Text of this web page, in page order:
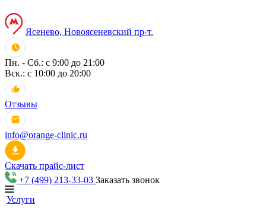
Ясенево, Новоясеневский пр-т.
Пн. - Сб.: с 9:00 до 21:00
Вск.: с 10:00 до 20:00
Отзывы
info@orange-clinic.ru
Скачать прайс-лист
+7 (499) 213-33-03 Заказать звонок
Услуги